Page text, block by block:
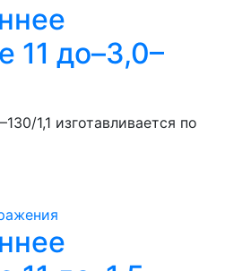
11 до–3,0–
1,1 изготавливается по